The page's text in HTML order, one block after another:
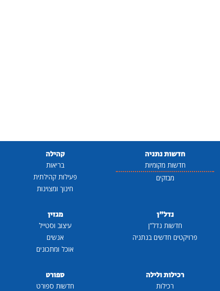
חדשות נתניה
חדשות מקומיות
מבזקים
קהילה
בריאות
פעילות קהילתית
חינוך ומצוינות
נדל"ן
חדשות נדל"ן
פרויקטים חדשים בנתניה
מגזין
עיצוב וסטייל
אנשים
אוכל ומתכונים
רכילות ולילה
רכילות
ספורט
חדשות ספורט